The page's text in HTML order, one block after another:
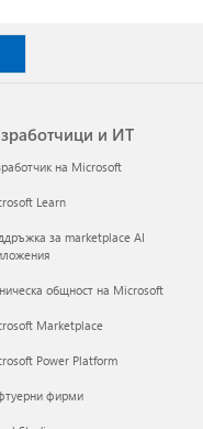
и ИТ
на Microsoft
Learn
за marketplace AI
общност на Microsoft
Marketplace
Power Platform
фирми